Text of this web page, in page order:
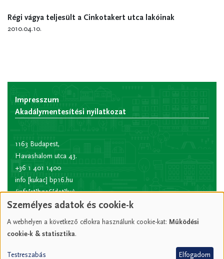
Régi vágya teljesült a Cinkotakert utca lakóinak
2010.04.10.
Impresszum
Akadálymentesítési nyilatkozat
1163 Budapest,
Havashalom utca 43.
+36 1 401 1400
info [kukac] bp16.hu
(info[at]bp16[dot]hu)
Hivatali kapu rövid
Személyes adatok és cookie-k
A webhelyen a következő célokra használunk cookie-kat: Működési
cookie-k & statisztika.
Testreszabás Elfogadom